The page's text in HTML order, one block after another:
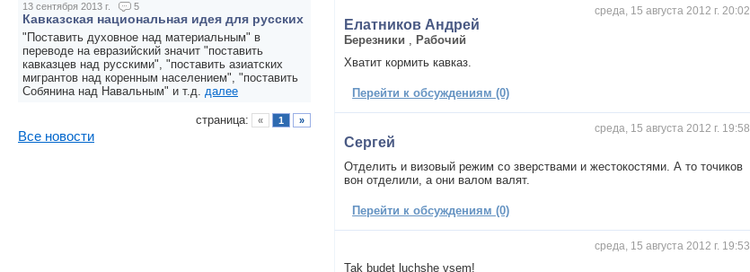
среда, 15 августа 2012 г. 20:02
Елатников Андрей
Березники
Рабочий
Хватит кормить кавказ.
Перейти к обсуждениям (0)
среда, 15 августа 2012 г. 19:58
Сергей
Отделить и визовый режим со зверствами и жестокостями. А то точиков
вон отделили, а они валом валят.
Перейти к обсуждениям (0)
среда, 15 августа 2012 г. 19:53
Tak budet luchshe vsem!
13 сентября 2013 г. 5
Кавказская национальная идея для русских
"Поставить духовное над материальным" в
переводе на евразийский значит "поставить
кавказцев над русскими", "поставить азиатских
мигрантов над коренным населением", "поставить
Собянина над Навальным" и т.д. далее
страница: « 1 »
Все новости